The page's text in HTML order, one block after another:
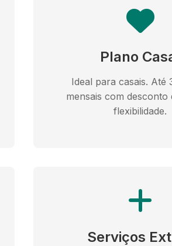
Plano
Ideal para casais. Até
mensais com desconto
flexibilidade.
Serviços